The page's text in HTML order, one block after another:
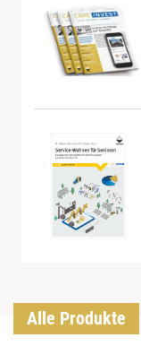
Alle Produkte